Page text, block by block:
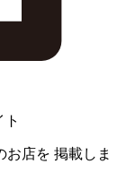
お店を 掲載しま